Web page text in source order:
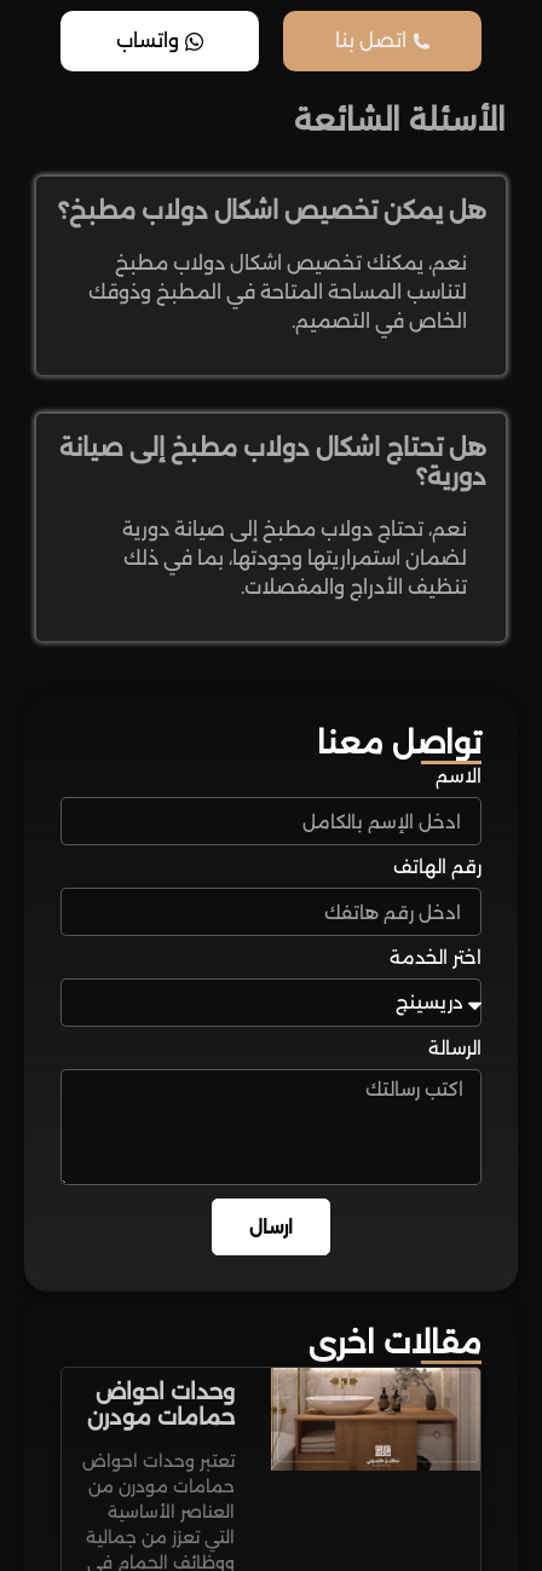
تواصل معنا
الاسم
رقم الهاتف
اختر الخدمة
الرسالة
ارسال
مقالات اخرى
وحدات احواض
حمامات مودرن
تعتبر وحدات احواض
حمامات مودرن من
العناصر الأساسية
التي تعزز من جمالية
ووظائف الحمام في
اتصل بنا واتساب
الأسئلة الشائعة
هل يمكن تخصيص اشكال دولاب مطبخ؟
نعم، يمكنك تخصيص اشكال دولاب مطبخ
لتناسب المساحة المتاحة في المطبخ وذوقك
الخاص في التصميم.
هل تحتاج اشكال دولاب مطبخ إلى صيانة
دورية؟
نعم، تحتاج دولاب مطبخ إلى صيانة دورية
لضمان استمراريتها وجودتها، بما في ذلك
تنظيف الأدراج والمفصلات.